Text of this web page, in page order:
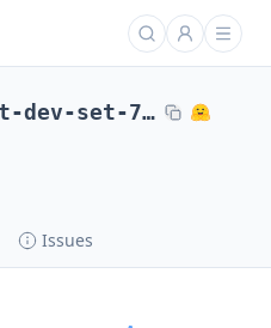
dcagent-dev-set-71-tasks-penfever-nl2bash-2ep-20251113-065656
Issues